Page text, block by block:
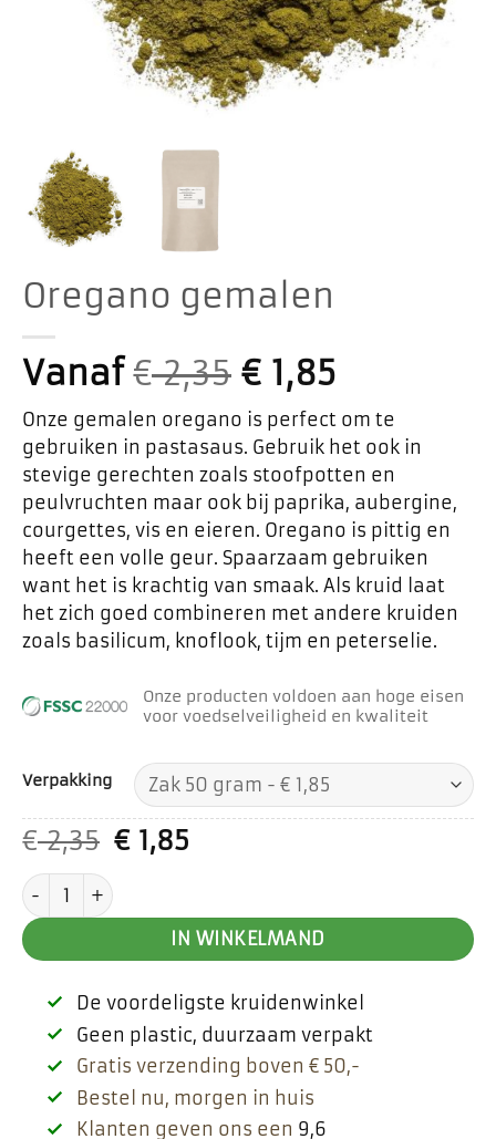
Oregano gemalen
Vanaf€2,35 €1,85
Onze gemalen oregano is perfect om te
gebruiken in pastasaus. Gebruik het ook in
stevige gerechten zoals stoofpotten en
peulvruchten maar ook bij paprika, aubergine,
courgettes, vis en eieren. Oregano is pittig en
heeft een volle geur. Spaarzaam gebruiken
want het is krachtig van smaak. Als kruid laat
het zich goed combineren met andere kruiden
zoals basilicum, knoflook, tijm en peterselie.
Onze producten voldoen aan hoge eisen
voor voedselveiligheid en kwaliteit
Verpakking
€2,35 Oorspronkelijke
prijs
€ 2,35.
€1,85
€ 1,85.
Oregano gemalen aantal
IN WINKELMAND
De voordeligste kruidenwinkel
Geen plastic, duurzaam verpakt
Gratis verzending boven € 50,-
Bestel nu, morgen in huis
Klanten geven ons een 9,6